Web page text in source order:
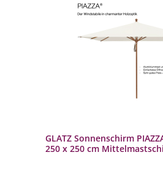
GLATZ Sonnenschirm
250 x 250 cm